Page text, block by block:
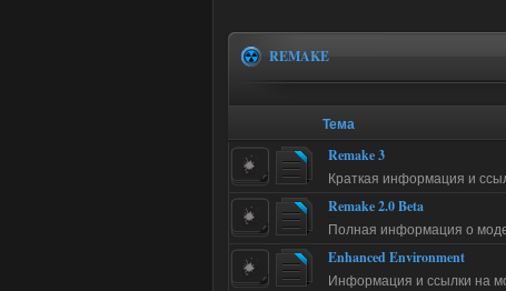
REMAKE
Тема
Remake 3
Краткая информация и
Remake 2.0 Beta
Полная информация о моде
Enhanced Environment
Информация и ссылки на